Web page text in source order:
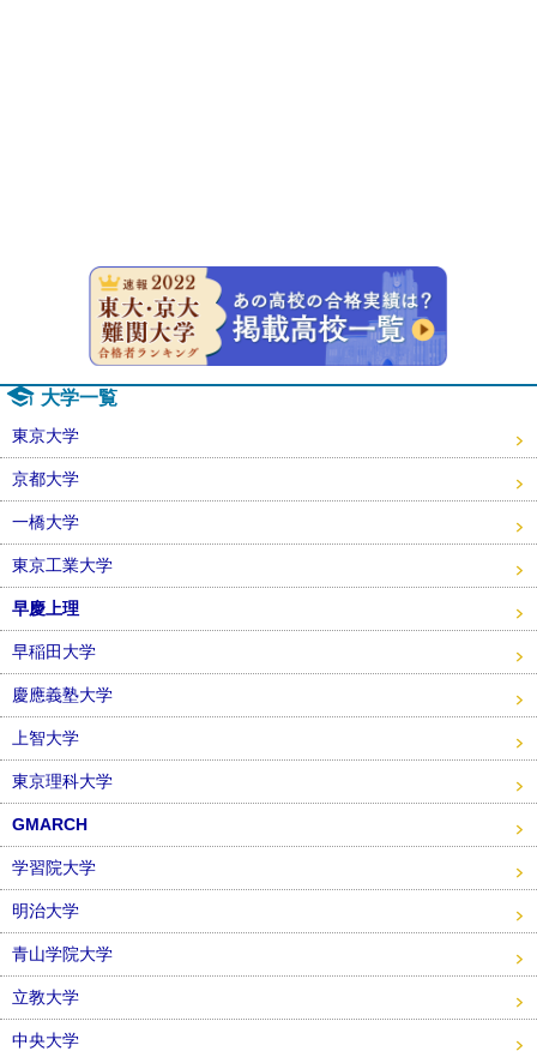
大学一覧
東京大学
京都大学
一橋大学
東京工業大学
早慶上理
早稲田大学
慶應義塾大学
上智大学
東京理科大学
GMARCH
学習院大学
明治大学
青山学院大学
立教大学
中央大学